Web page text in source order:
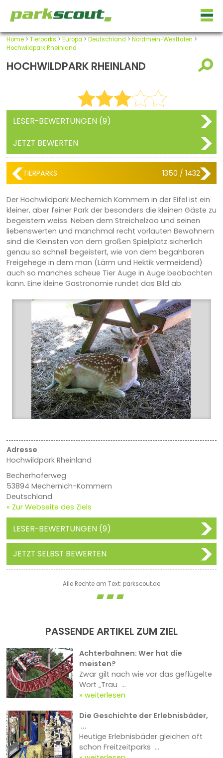
Home> Tierparks > Europa > Deutschland > Nordrhein-Westfalen >
Hochwildpark Rheinland
HOCHWILDPARK RHEINLAND
LESER-BEWERTUNGEN (9)
JETZT BEWERTEN
TIERPARKS 1350 / 1432
Der Hochwildpark Mechernich Kommern in der Eifel ist ein
kleiner, aber feiner Park der besonders die kleinen Gäste zu
begeistern weiss. Neben dem Streichelzoo und seinen
liebenswerten und manchmal recht vorlauten Bewohnern
sind die Kleinsten von dem großen Spielplatz sicherlich
genau so schnell begeistert, wie von dem begahbaren
Freigehege in dem man (Lärm und Hektik vermeidend)
auch so manches scheue Tier Auge in Auge beobachten
kann. Eine kleine Gastronomie rundet das Bild ab.
Adresse
Hochwildpark Rheinland
Becherhoferweg
53894 Mechernich-Kommern
Deutschland
» Zur Webseite des Ziels
LESER-BEWERTUNGEN (9)
JETZT SELBST BEWERTEN
Alle Rechte am Text: parkscout.de
PASSENDE ARTIKEL ZUM ZIEL
Achterbahnen: Wer hat die
meisten?
Zwar gilt nach wie vor das geflügelte
Wort „Trau ...
weiterlesen
Die Geschichte der Erlebnisbäder,
...
Heutige Erlebnisbäder gleichen oft
schon Freitzeitparks ...